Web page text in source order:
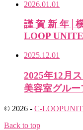
2026.01.01
謹 賀 新 年│
LOOP
2025.12.01
2025年12月
美容室グル
© 2026 - C-
Back to top